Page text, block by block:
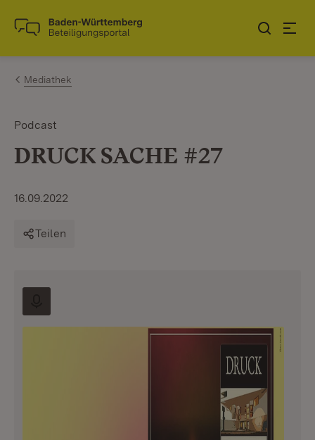
Zum Inhalt springen
Link zur Startseite
Mediathek
Podcast
DRUCK SACHE #27
16.09.2022
Teilen